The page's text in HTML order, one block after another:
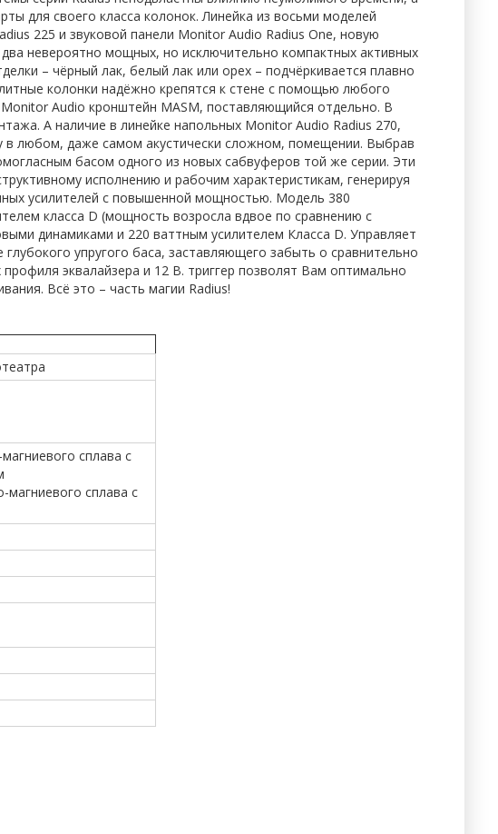
для своего класса колонок. Линейка из восьми моделей
225 и звуковой панели Monitor Audio Radius One, новую
невероятно мощных, но исключительно компактных активных
– чёрный лак, белый лак или орех – подчёркивается плавно
колонки надёжно крепятся к стене с помощью любого
Audio кронштейн MASM, поставляющийся отдельно. В
А наличие в линейке напольных Monitor Audio Radius 270,
в любом, даже самом акустически сложном, помещении. Выбрав
басом одного из новых сабвуферов той же серии. Эти
исполнению и рабочим характеристикам, генерируя
усилителей с повышенной мощностью. Модель 380
класса D (мощность возросла вдвое по сравнению с
динамиками и 220 ваттным усилителем Класса D. Управляет
упругого баса, заставляющего забыть о сравнительно
эквалайзера и 12 В. триггер позволят Вам оптимально
Всё это – часть магии Radius!
сплава с
сплава с